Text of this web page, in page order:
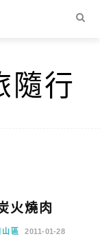
火燒肉
區 2011-01-28